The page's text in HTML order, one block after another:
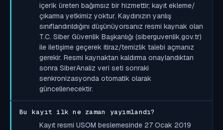
içerik üreten bağımsız bir hizmettir; kayıt ekleme/
çıkarma yetkimiz yoktur. Kaydınızın yanlış
sınıflandırıldığını düşünüyorsanız resmi kaynak olan
T.C. Siber Güvenlik Başkanlığı (siberguvenlik.gov.tr)
ile iletişime geçerek itiraz/temizlik talebi açmanız
gerekir. Resmi kaynaktan kaldırma onaylandıktan
sonra SiberAnaliz veri seti sonraki
senkronizasyonda otomatik olarak
güncellenecektir.
Bu kayıt ilk ne zaman yayımlandı?
Kayıt resmi USOM beslemesinde 27 Ocak 2019